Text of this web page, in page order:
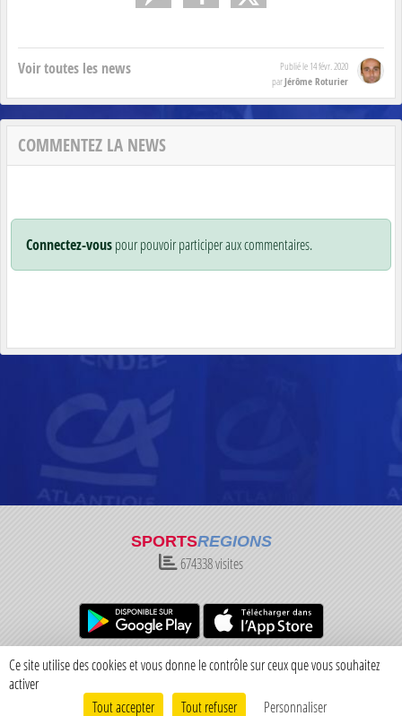
Voir toutes les news Publié le 14 févr. 2020
parJérôme Roturier
COMMENTEZ LA NEWS
Connectez-vouspour pouvoir participer aux commentaires.
SPORTSREGIONS
674338visites
Charte cookies Gestion des cookies
Envie de participer ?
Connexion
Ce site utilise des cookies et vous donne le contrôle sur ceux que vous souhaitez
activer
Tout accepter
Tout refuser Personnaliser